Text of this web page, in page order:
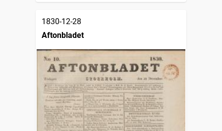
1830-12-28
Aftonbladet